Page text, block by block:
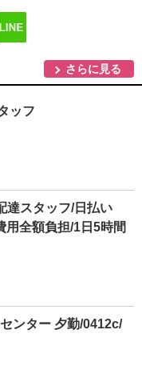
さらに見る
ッフ
達スタッフ/日払い
用全額負担/1日5時間
ンター 夕勤/0412c/